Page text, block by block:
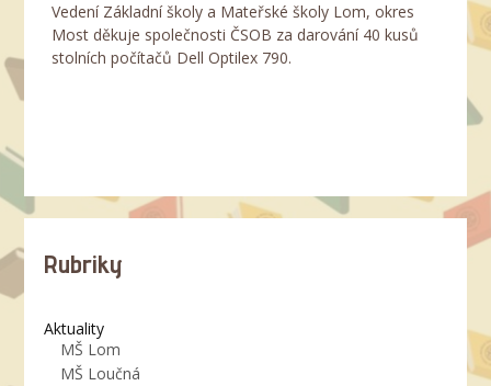
Vedení Základní školy a Mateřské školy Lom, okres
Most děkuje společnosti ČSOB za darování 40 kusů
stolních počítačů Dell Optilex 790.
Rubriky
Aktuality
MŠ Lom
MŠ Loučná